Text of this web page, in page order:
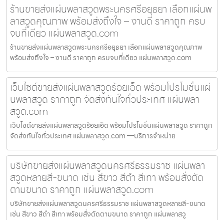
ร้านขายส่งแผ่นพลาสวูดพระนครศรีอยุธยา เลือกแผ่นพ
ลาสวูดคุณภาพ พร้อมส่งถึงใจ – งานดี ราคาถูก ครบ
จบที่เดียว แผ่นพลาสวูด.com
ร้านขายส่งแผ่นพลาสวูดพระนครศรีอยุธยา เลือกแผ่นพลาสวูดคุณภาพ
พร้อมส่งถึงใจ – งานดี ราคาถูก ครบจบที่เดียว แผ่นพลาสวูด.com
เว็บไซต์ขายส่งแผ่นพลาสวูดร้อยเอ็ด พร้อมโปรโมชั่นแผ่
นพลาสวูด ราคาถูก จัดส่งทันใจทั่วประเทศ แผ่นพลา
สวูด.com
เว็บไซต์ขายส่งแผ่นพลาสวูดร้อยเอ็ด พร้อมโปรโมชั่นแผ่นพลาสวูด ราคาถูก
จัดส่งทันใจทั่วประเทศ แผ่นพลาสวูด.com —บริการจำหน่าย
บริษัทขายส่งแผ่นพลาสวูดนครศรีธรรมราช แผ่นพลา
สวูดหลายสี-ขนาด เช่น สีขาว สีดำ สีเทา พร้อมสั่งตัด
ตามขนาด ราคาถูก แผ่นพลาสวูด.com
บริษัทขายส่งแผ่นพลาสวูดนครศรีธรรมราช แผ่นพลาสวูดหลายสี-ขนาด
เช่น สีขาว สีดำ สีเทา พร้อมสั่งตัดตามขนาด ราคาถูก แผ่นพลาสวู